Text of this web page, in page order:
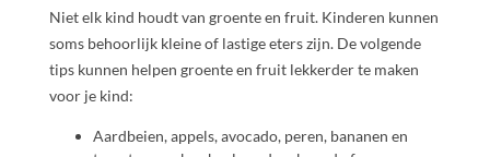
Niet elk kind houdt van groente en fruit. Kinderen kunnen
soms behoorlijk kleine of lastige eters zijn. De volgende
tips kunnen helpen groente en fruit lekkerder te maken
voor je kind:
Aardbeien, appels, avocado, peren, bananen en